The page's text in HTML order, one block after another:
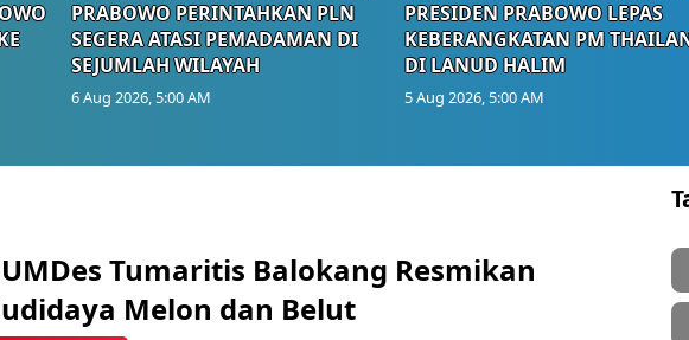
PRABOWO PERINTAHKAN PLN
SEGERA ATASI PEMADAMAN DI
SEJUMLAH WILAYAH
6 Aug 2026, 5:00 AM
PRESIDEN PRABOWO LEPAS
KEBERANGKATAN PM
DI LANUD HALIM
5 Aug 2026, 5:00 AM
Tumaritis Balokang Resmikan
Melon dan Belut